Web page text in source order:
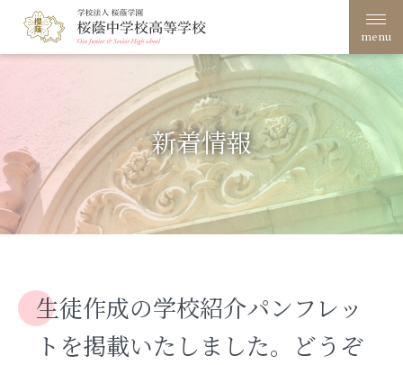
menu
桜蔭学園の教育
学校生活
入試案内
文化祭
創立100周年
在校生・保護者の方へ
卒業生の方へ
新着情報
生徒作成の学校紹介パンフレッ
トを掲載いたしました。どうぞ